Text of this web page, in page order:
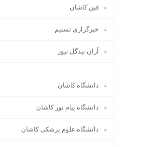
فین کاشان
خبرگزاری تسنیم
آران بیدگل نیوز
دانشگاه کاشان
دانشگاه پیام نور کاشان
دانشگاه علوم پزشکی کاشان